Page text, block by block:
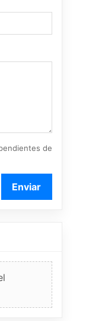
de
Enviar